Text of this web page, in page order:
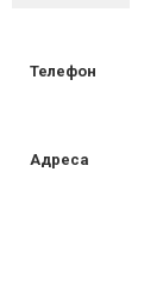
Телефон
Адреса